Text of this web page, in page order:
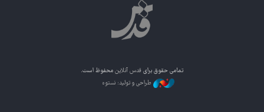
تمامی حقوق برای قدس آنلاین محفوظ است.
طراحی و تولید: نستوه